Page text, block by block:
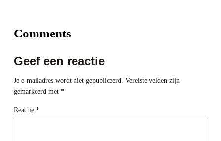
Comments
Geef een reactie
Je e-mailadres wordt niet gepubliceerd. Vereiste velden zijn
gemarkeerd met *
Reactie *